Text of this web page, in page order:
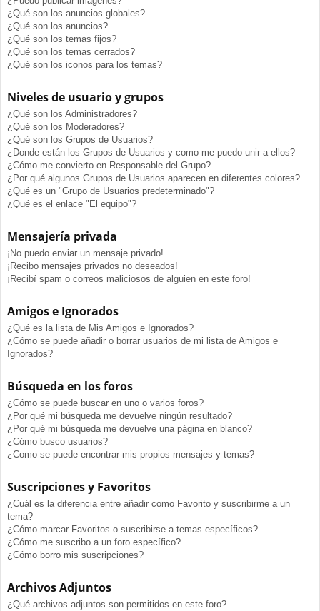
¿Qué son los anuncios globales?
¿Qué son los anuncios?
¿Qué son los temas fijos?
¿Qué son los temas cerrados?
¿Qué son los iconos para los temas?
Niveles de usuario y grupos
¿Qué son los Administradores?
¿Qué son los Moderadores?
¿Qué son los Grupos de Usuarios?
¿Donde están los Grupos de Usuarios y como me puedo unir a ellos?
¿Cómo me convierto en Responsable del Grupo?
¿Por qué algunos Grupos de Usuarios aparecen en diferentes colores?
¿Qué es un "Grupo de Usuarios predeterminado"?
¿Qué es el enlace "El equipo"?
Mensajería privada
¡No puedo enviar un mensaje privado!
¡Recibo mensajes privados no deseados!
¡Recibí spam o correos maliciosos de alguien en este foro!
Amigos e Ignorados
¿Qué es la lista de Mis Amigos e Ignorados?
¿Cómo se puede añadir o borrar usuarios de mi lista de Amigos e
Ignorados?
Búsqueda en los foros
¿Cómo se puede buscar en uno o varios foros?
¿Por qué mi búsqueda me devuelve ningún resultado?
¿Por qué mi búsqueda me devuelve una página en blanco?
¿Cómo busco usuarios?
¿Como se puede encontrar mis propios mensajes y temas?
Suscripciones y Favoritos
¿Cuál es la diferencia entre añadir como Favorito y suscribirme a un
tema?
¿Cómo marcar Favoritos o suscribirse a temas específicos?
¿Cómo me suscribo a un foro específico?
¿Cómo borro mis suscripciones?
Archivos Adjuntos
¿Qué archivos adjuntos son permitidos en este foro?